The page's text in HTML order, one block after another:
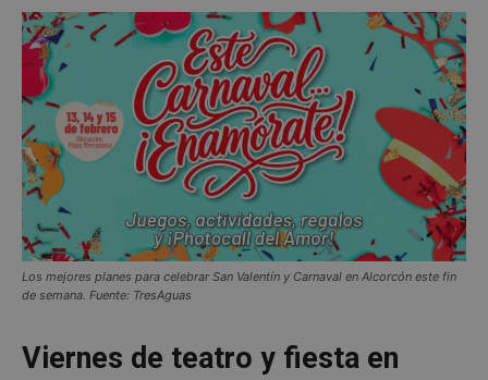
Los mejores planes para celebrar San Valentín y Carnaval en Alcorcón este fin
de semana. Fuente: TresAguas
Viernes de teatro y fiesta en